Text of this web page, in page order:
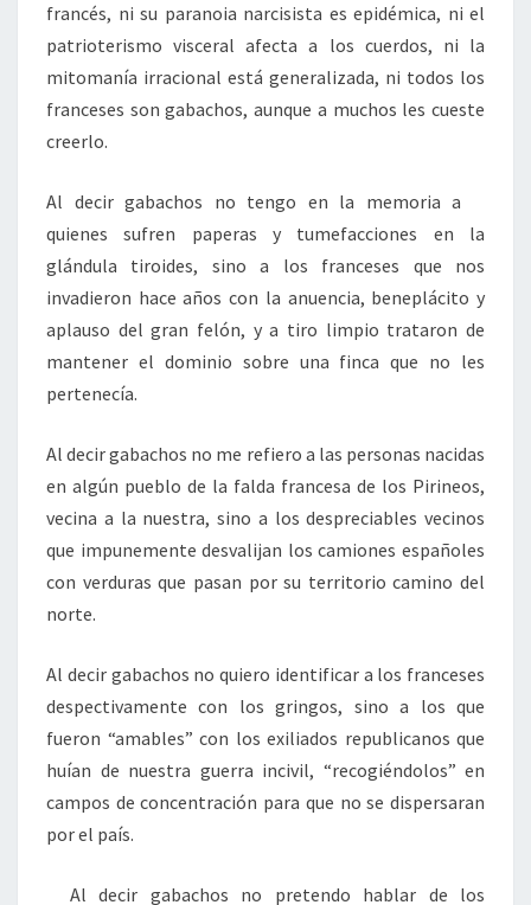
francés, ni su paranoia narcisista es epidémica, ni el
patrioterismo visceral afecta a los cuerdos, ni la
mitomanía irracional está generalizada, ni todos los
franceses son gabachos, aunque a muchos les cueste
creerlo.
Al decir gabachos no tengo en la memoria a
quienes sufren paperas y tumefacciones en la
glándula tiroides, sino a los franceses que nos
invadieron hace años con la anuencia, beneplácito y
aplauso del gran felón, y a tiro limpio trataron de
mantener el dominio sobre una finca que no les
pertenecía.
Al decir gabachos no me refiero a las personas nacidas
en algún pueblo de la falda francesa de los Pirineos,
vecina a la nuestra, sino a los despreciables vecinos
que impunemente desvalijan los camiones españoles
con verduras que pasan por su territorio camino del
norte.
Al decir gabachos no quiero identificar a los franceses
despectivamente con los gringos, sino a los que
fueron “amables” con los exiliados republicanos que
huían de nuestra guerra incivil, “recogiéndolos” en
campos de concentración para que no se dispersaran
por el país.
Al decir gabachos no pretendo hablar de los